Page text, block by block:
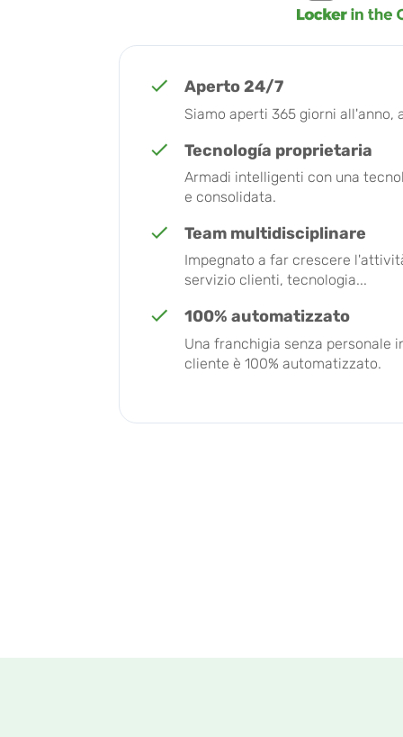
Aperto 24/7
Siamo aperti 365 giorni
Tecnología proprietaria
Armadi intelligenti con una
e consolidata.
Team multidisciplinare
Impegnato a far crescere
servizio clienti, tecnologia...
100% automatizzato
Una franchigia senza personale
cliente è 100% automatizzato.